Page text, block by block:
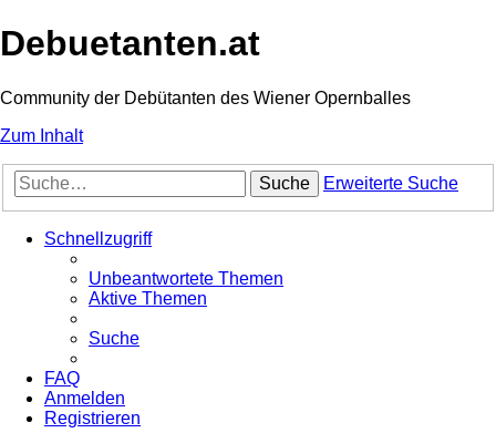
Debuetanten.at
Community der Debütanten des Wiener Opernballes
Zum Inhalt
Suche Erweiterte Suche
Schnellzugriff
Unbeantwortete Themen
Aktive Themen
Suche
FAQ
Anmelden
Registrieren